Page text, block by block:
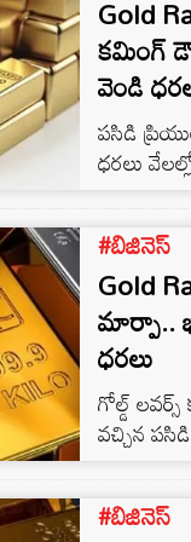
Gold
కమింగ్
వెండి
పసిడి
ధరలు
రూ.
బంగారం
బంగారం
క్యారెట్ల
తగ్గింది.…
#బిజినెస్‌
Gold
మార్పా..
ధరలు
గోల్డ్
వచ్చిన
కిలో సిల్వర్
#బిజినెస్‌